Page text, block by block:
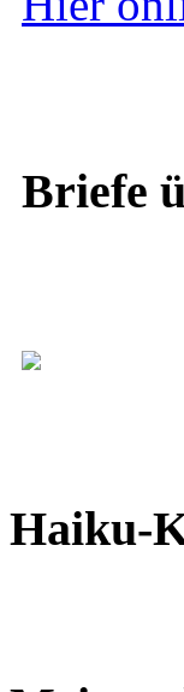
Briefe
Haiku-